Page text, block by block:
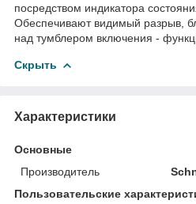
посредством индикатора
Обеспечивают видимый разрыв,
над тумблером включения -
Скрыть
Характеристики
Основные
Производитель
Пользовательские